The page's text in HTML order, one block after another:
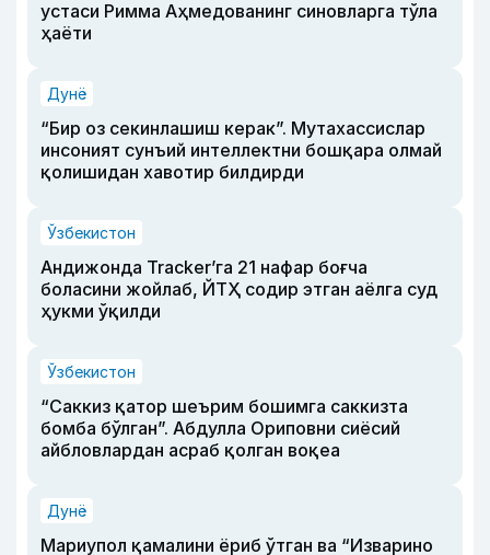
устаси Римма Аҳмедованинг синовларга тўла
ҳаёти
Дунё
“Бир оз секинлашиш керак”. Мутахассислар
инсоният сунъий интеллектни бошқара олмай
қолишидан хавотир билдирди
Ўзбекистон
Андижонда Tracker’га 21 нафар боғча
боласини жойлаб, ЙТҲ содир этган аёлга суд
ҳукми ўқилди
Ўзбекистон
“Саккиз қатор шеърим бошимга саккизта
бомба бўлган”. Абдулла Ориповни сиёсий
айбловлардан асраб қолган воқеа
Дунё
Мариупол қамалини ёриб ўтган ва “Изварино